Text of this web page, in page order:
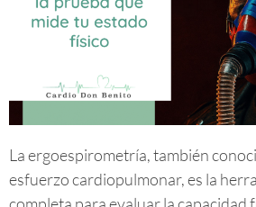
La ergoespirometría, también
esfuerzo cardiopulmonar, es la